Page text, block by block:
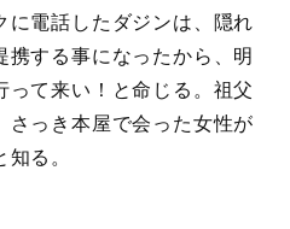
に電話したダジンは、隠れ
携する事になったから、明
って来い！と命じる。祖父
さっき本屋で会った女性が
る。